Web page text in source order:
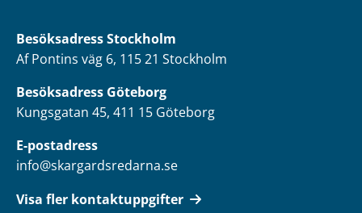
BesöksadressStockholm
Af Pontins väg 6, 115 21 Stockholm
Besöksadress Göteborg
Kungsgatan 45, 411 15 Göteborg
E-postadress
info@skargardsredarna.se
Visa fler kontaktuppgifter